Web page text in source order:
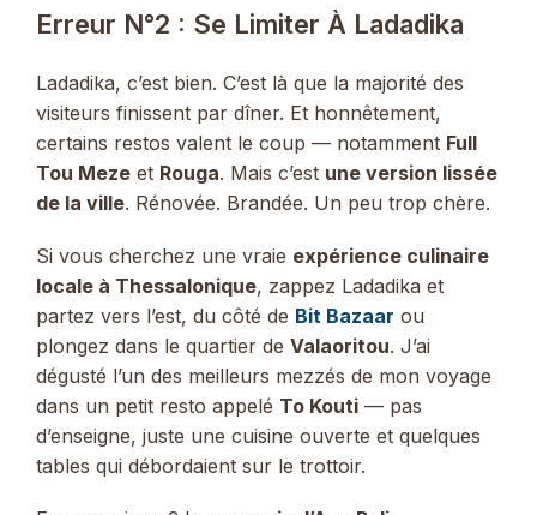
Erreur N°2 : Se Limiter À Ladadika
Ladadika, c’est bien. C’est là que la majorité des
visiteurs finissent par dîner. Et honnêtement,
certains restos valent le coup — notamment Full
Tou Meze et Rouga. Mais c’est une version lissée
de la ville. Rénovée. Brandée. Un peu trop chère.
Si vous cherchez une vraie expérience culinaire
locale à Thessalonique, zappez Ladadika et
partez vers l’est, du côté de Bit Bazaar ou
plongez dans le quartier de Valaoritou. J’ai
dégusté l’un des meilleurs mezzés de mon voyage
dans un petit resto appelé To Kouti — pas
d’enseigne, juste une cuisine ouverte et quelques
tables qui débordaient sur le trottoir.